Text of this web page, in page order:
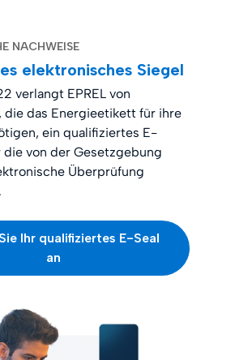
NACHWEISE
elektronisches Siegel
verlangt EPREL von
die das Energieetikett für ihre
ein qualifiziertes E-
die von der Gesetzgebung
Überprüfung
Ihr qualifiziertes E-Seal
an